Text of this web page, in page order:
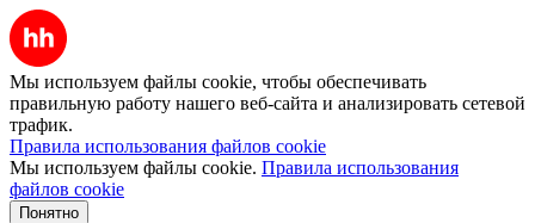
Мы используем файлы cookie, чтобы обеспечивать
правильную работу нашего веб-сайта и анализировать сетевой
трафик.
Правила использования файлов cookie
Мы используем файлы cookie. Правила использования
файлов cookie
Понятно